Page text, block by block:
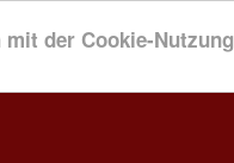
der Cookie-Nutzung